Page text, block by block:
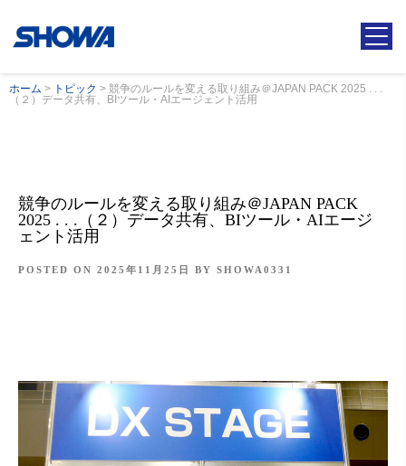
ホーム > トピック > 競争のルールを変える取り組み＠JAPAN PACK 2025 . . .
（２）データ共有、BIツール・AIエージェント活用
競争のルールを変える取り組み＠JAPAN PACK
2025 . . .（２）データ共有、BIツール・AIエージ
ェント活用
POSTED ON 2025年11月25日 BY SHOWA0331